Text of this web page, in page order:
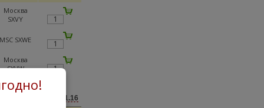
Москва
SXVY
MSC SXWE
Москва
SXVW
46491.16